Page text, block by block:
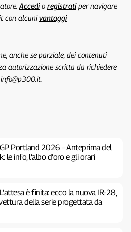
Accedio registratiper navigare
con alcunivantaggi
anche se parziale, dei contenuti
autorizzazione scritta da richiedere
Portland 2026 – Anteprima del
le info, l’albo d’oro e gli orari
è finita: ecco la nuova IR-28,
della serie progettata da